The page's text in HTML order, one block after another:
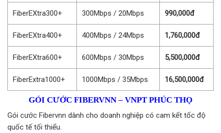
FiberEXtra300+ 300Mbps / 20Mbps 990,000đ
FiberEXtra400+ 400Mbps / 24Mbps 1,760,000đ
FiberEXtra600+ 600Mbps / 30Mbps 5,500,000đ
FiberExtra1000+ 1000Mbps / 35Mbps 16,500,000đ
GÓI CƯỚC FIBERVNN – VNPT PHÚC THỌ
Gói cước Fibervnn dành cho doanh nghiệp có cam kết tốc độ
quốc tế tối thiểu.